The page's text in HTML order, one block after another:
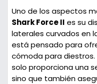
Uno de los aspectos
Shark Force II es su
laterales curvados en
está pensado para
cómoda para
solo proporciona una
sino que también